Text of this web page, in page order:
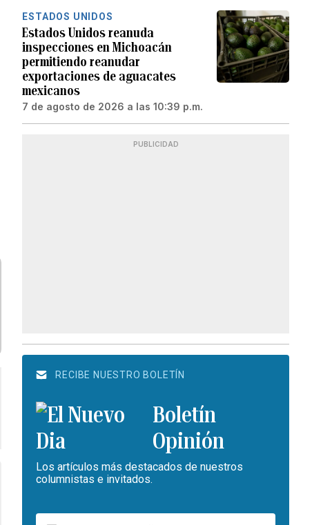
ESTADOS UNIDOS
Estados Unidos reanuda
inspecciones en Michoacán
permitiendo reanudar
exportaciones de aguacates
mexicanos
7 de agosto de 2026 a las 10:39 p.m.
PUBLICIDAD
RECIBE NUESTRO BOLETÍN
Boletín
Opinión
Los artículos más destacados de nuestros
columnistas e invitados.